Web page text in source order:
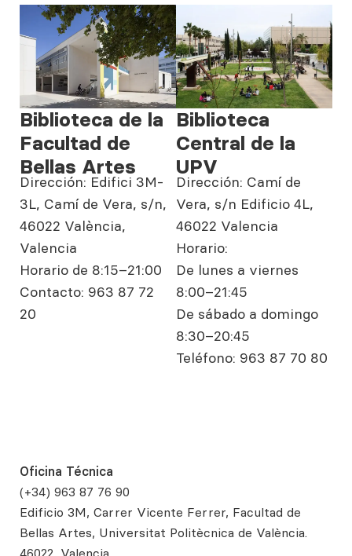
Biblioteca de la
Facultad de
Bellas Artes
Dirección: Edifici 3M-
3L, Camí de Vera, s/n,
46022 València,
Valencia
Horario de 8:15–21:00
Contacto: 963 87 72
20
Biblioteca
Central de la
UPV
Dirección: Camí de
Vera, s/n Edificio 4L,
46022 Valencia
Horario:
De lunes a viernes
8:00–21:45
De sábado a domingo
8:30–20:45
Teléfono: 963 87 70 80
Oficina Técnica
(+34) 963 87 76 90
Edificio 3M, Carrer Vicente Ferrer, Facultad de
Bellas Artes, Universitat Politècnica de València.